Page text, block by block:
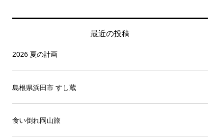
最近の投稿
2026 夏の計画
島根県浜田市 すし蔵
食い倒れ岡山旅